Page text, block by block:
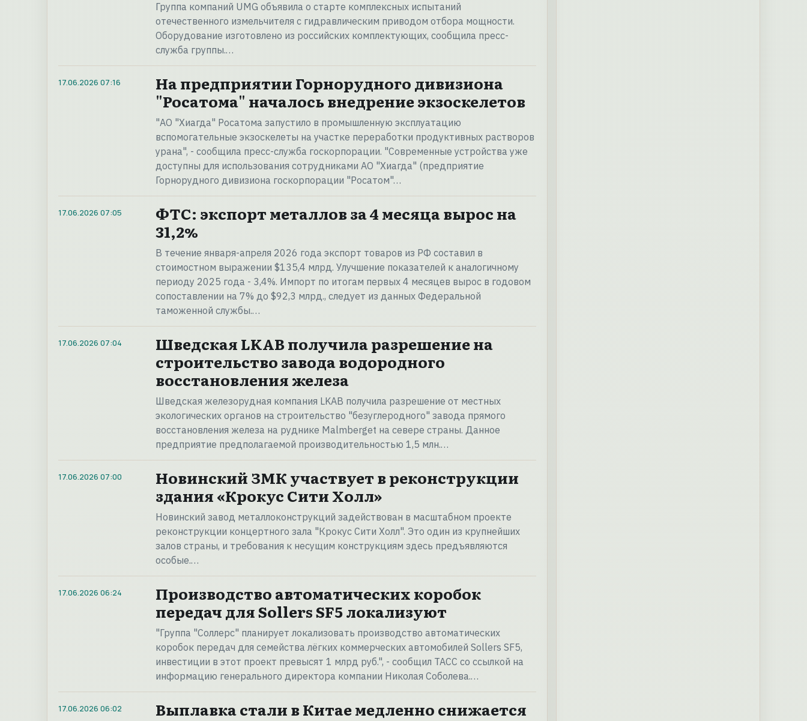
Группа компаний UMG объявила о старте комплексных испытаний
отечественного измельчителя с гидравлическим приводом отбора мощности.
Оборудование изготовлено из российских комплектующих, сообщила пресс-
служба группы.…
17.06.2026 07:16
На предприятии Горнорудного дивизиона
"Росатома" началось внедрение экзоскелетов
"АО "Хиагда" Росатома запустило в промышленную эксплуатацию
вспомогательные экзоскелеты на участке переработки продуктивных растворов
урана", - сообщила пресс-служба госкорпорации. "Современные устройства уже
доступны для использования сотрудниками АО "Хиагда" (предприятие
Горнорудного дивизиона госкорпорации "Росатом"…
17.06.2026 07:05
ФТС: экспорт металлов за 4 месяца вырос на
31,2%
В течение января-апреля 2026 года экспорт товаров из РФ составил в
стоимостном выражении $135,4 млрд. Улучшение показателей к аналогичному
периоду 2025 года - 3,4%. Импорт по итогам первых 4 месяцев вырос в годовом
сопоставлении на 7% до $92,3 млрд., следует из данных Федеральной
таможенной службы.…
17.06.2026 07:04
Шведская LKAB получила разрешение на
строительство завода водородного
восстановления железа
Шведская железорудная компания LKAB получила разрешение от местных
экологических органов на строительство "безуглеродного" завода прямого
восстановления железа на руднике Malmberget на севере страны. Данное
предприятие предполагаемой производительностью 1,5 млн.…
17.06.2026 07:00
Новинский ЗМК участвует в реконструкции
здания «Крокус Сити Холл»
Новинский завод металлоконструкций задействован в масштабном проекте
реконструкции концертного зала "Крокус Сити Холл". Это один из крупнейших
залов страны, и требования к несущим конструкциям здесь предъявляются
особые.…
17.06.2026 06:24
Производство автоматических коробок
передач для Sollers SF5 локализуют
"Группа "Соллерс" планирует локализовать производство автоматических
коробок передач для семейства лёгких коммерческих автомобилей Sollers SF5,
инвестиции в этот проект превысят 1 млрд руб.", - сообщил ТАСС со ссылкой на
информацию генерального директора компании Николая Соболева.…
17.06.2026 06:02 Выплавка стали в Китае медленно снижается